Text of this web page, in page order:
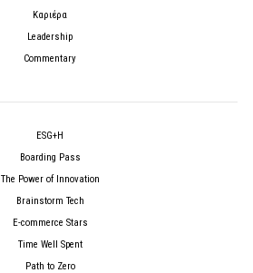
Καριέρα
Leadership
Commentary
ESG+H
Boarding Pass
The Power of Innovation
Brainstorm Tech
E-commerce Stars
Time Well Spent
Path to Zero